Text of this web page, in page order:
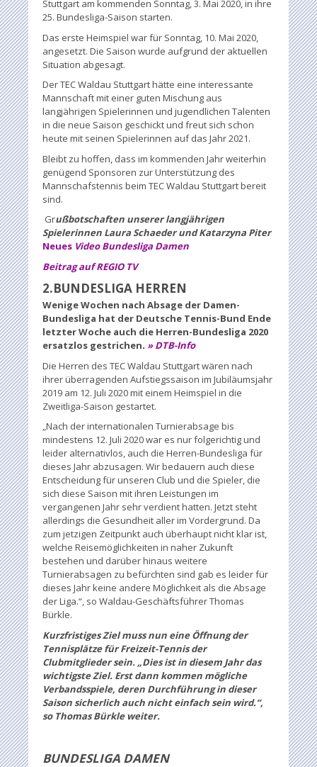
Stuttgart am kommenden Sonntag, 3. Mai 2020, in ihre
25. Bundesliga-Saison starten.
Das erste Heimspiel war für Sonntag, 10. Mai 2020,
angesetzt. Die Saison wurde aufgrund der aktuellen
Situation abgesagt.
Der TEC Waldau Stuttgart hätte eine interessante
Mannschaft mit einer guten Mischung aus
langjährigen Spielerinnen und jugendlichen Talenten
in die neue Saison geschickt und freut sich schon
heute mit seinen Spielerinnen auf das Jahr 2021.
Bleibt zu hoffen, dass im kommenden Jahr weiterhin
genügend Sponsoren zur Unterstützung des
Mannschafstennis beim TEC Waldau Stuttgart bereit
sind.
Grußbotschaften unserer langjährigen
Spielerinnen Laura Schaeder und Katarzyna Piter
Neues Video Bundesliga Damen
Beitrag auf REGIO TV
2.BUNDESLIGA HERREN
Wenige Wochen nach Absage der Damen-
Bundesliga hat der Deutsche Tennis-Bund Ende
letzter Woche auch die Herren-Bundesliga 2020
ersatzlos gestrichen. » DTB-Info
Die Herren des TEC Waldau Stuttgart wären nach
ihrer überragenden Aufstiegssaison im Jubiläumsjahr
2019 am 12. Juli 2020 mit einem Heimspiel in die
Zweitliga-Saison gestartet.
„Nach der internationalen Turnierabsage bis
mindestens 12. Juli 2020 war es nur folgerichtig und
leider alternativlos, auch die Herren-Bundesliga für
dieses Jahr abzusagen. Wir bedauern auch diese
Entscheidung für unseren Club und die Spieler, die
sich diese Saison mit ihren Leistungen im
vergangenen Jahr sehr verdient hatten. Jetzt steht
allerdings die Gesundheit aller im Vordergrund. Da
zum jetzigen Zeitpunkt auch überhaupt nicht klar ist,
welche Reisemöglichkeiten in naher Zukunft
bestehen und darüber hinaus weitere
Turnierabsagen zu befürchten sind gab es leider für
dieses Jahr keine andere Möglichkeit als die Absage
der Liga.“, so Waldau-Geschäftsführer Thomas
Bürkle.
Kurzfristiges Ziel muss nun eine Öffnung der
Tennisplätze für Freizeit-Tennis der
Clubmitglieder sein. „Dies ist in diesem Jahr das
wichtigste Ziel. Erst dann kommen mögliche
Verbandsspiele, deren Durchführung in dieser
Saison sicherlich auch nicht einfach sein wird.“,
so Thomas Bürkle weiter.
BUNDESLIGA DAMEN